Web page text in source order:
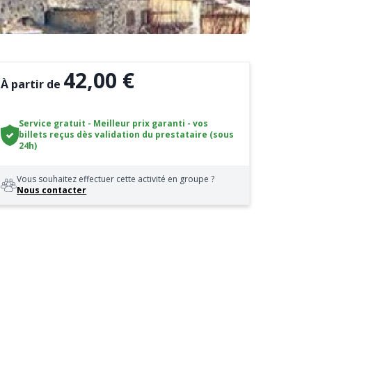
À partir de 42,00 €
Service gratuit - Meilleur prix garanti - vos
billets reçus dès validation du prestataire (sous
24h)
Vous souhaitez effectuer cette activité en groupe ?
Nous contacter